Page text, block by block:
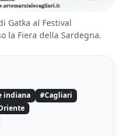
Gatka al Festival
la Fiera della Sardegna.
indiana
#Cagliari